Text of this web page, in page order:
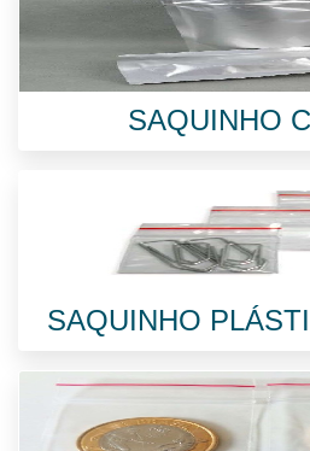
SAQUINHO
SAQUINHO